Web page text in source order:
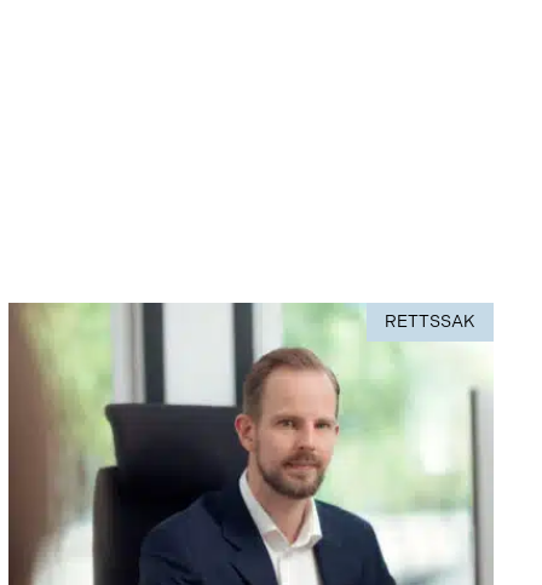
RETTSSAK